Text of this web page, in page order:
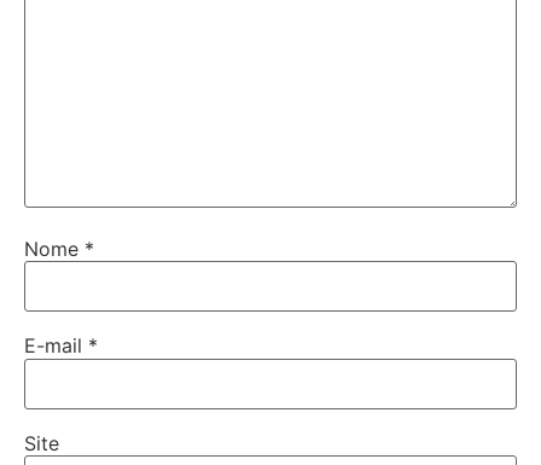
Nome *
E-mail *
Site